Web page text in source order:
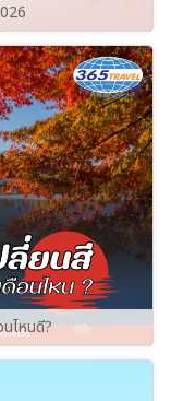
วรไปเดือนไหนดี?